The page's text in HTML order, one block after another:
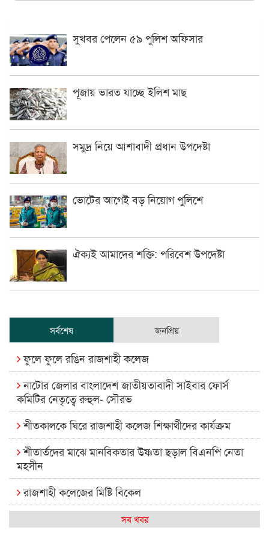
সুখবর পেলেন ৫৯ পুলিশ অফিসার
পূজায় ভারত যাচ্ছে ইলিশ মাছ
সমুদ্র নিয়ে আশাবাদী প্রধান উপদেষ্টা
ভোটের আগেই বড় নিয়োগ পুলিশে
ঐক্যই আমাদের শক্তি: পরিবেশ উপদেষ্টা
সর্বশেষ জনপ্রিয়
ফুলে ফুলে রঙিন রাজশাহী কলেজ
নাটোর জেলার বাংলাদেশ জাতীয়তাবাদী সাইবার ফোর্স
কমিটির নেতৃত্বে রুহুল- সৌরভ
শীতকালকে ঘিরে রাজশাহী কলেজ শিক্ষার্থীদের কার্যক্রম
শীতার্তদের মাঝে মানবিকতার উষ্ণতা ছড়াল বিএনপি নেতা
মহসীন
রাজশাহী কলেজের মিষ্টি বিকেল
কেমন আছে আমাদের দেশের মধ্যবিত্তরা
সব খবর